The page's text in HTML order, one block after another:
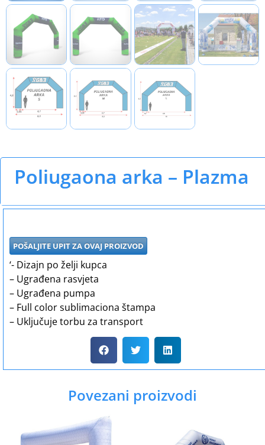
Poliugaona arka – Plazma
POŠALJITE UPIT ZA OVAJ PROIZVOD
‘- Dizajn po želji kupca
– Ugrađena rasvjeta
– Ugrađena pumpa
– Full color sublimaciona štampa
– Uključuje torbu za transport
Povezani proizvodi